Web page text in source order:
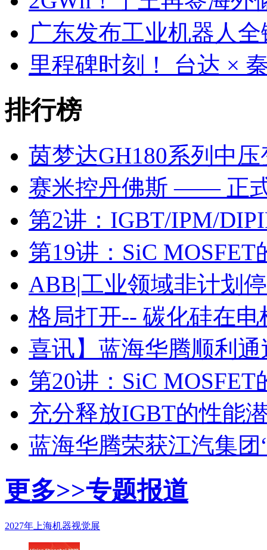
广东发布工业机器人
里程碑时刻！ 台达 ×
排行榜
茵梦达GH180系列中
赛米控丹佛斯 —— 正
第2讲：IGBT/IPM/
第19讲：SiC
ABB|工业领域非计划
格局打开-- 碳化硅在
喜讯】蓝海华腾顺利通
第20讲：SiC
充分释放IGBT的性能
蓝海华腾荣获江汽集
更多>>专题报道
2027年上海机器视觉展